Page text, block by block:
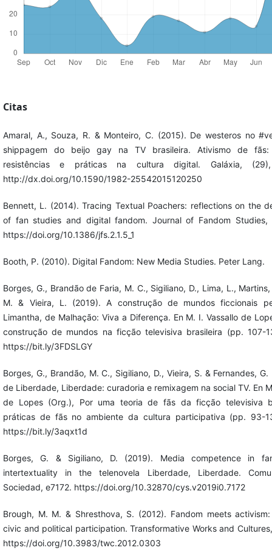
Citas
Amaral, A., Souza, R. & Monteiro, C. (2015). De westeros no
shippagem do beijo gay na TV brasileira. Ativismo de fãs:
resistências e práticas na cultura digital. Galáxia,
http://dx.doi.org/10.1590/1982-25542015120250
Bennett, L. (2014). Tracing Textual Poachers: reflections on the
of fan studies and digital fandom. Journal of Fandom Studies,
https://doi.org/10.1386/jfs.2.1.5_1
Booth, P. (2010). Digital Fandom: New Media Studies. Peter Lang.
Borges, G., Brandão de Faria, M. C., Sigiliano, D., Lima, L.,
M. & Vieira, L. (2019). A construção de mundos ficcionais
Limantha, de Malhação: Viva a Diferença. En M. I. Vassallo de
construção de mundos na ficção televisiva brasileira (pp. 107-
https://bit.ly/3FDSLGY
Borges, G., Brandão, M. C., Sigiliano, D., Vieira, S. & Fernandes, G.
de Liberdade, Liberdade: curadoria e remixagem na social TV. En
de Lopes (Org.), Por uma teoria de fãs da ficção televisiva
práticas de fãs no ambiente da cultura participativa (pp. 93-
https://bit.ly/3aqxt1d
Borges, G. & Sigiliano, D. (2019). Media competence in
intertextuality in the telenovela Liberdade, Liberdade.
Sociedad, e7172. https://doi.org/10.32870/cys.v2019i0.7172
Brough, M. M. & Shresthova, S. (2012). Fandom meets
civic and political participation. Transformative Works and
https://doi.org/10.3983/twc.2012.0303